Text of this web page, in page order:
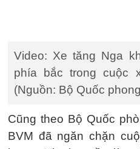
Video: Xe tăng Nga
phía bắc trong cuộc
(Nguồn: Bộ Quốc
Cũng theo Bộ Quốc
BVM đã ngăn chặn